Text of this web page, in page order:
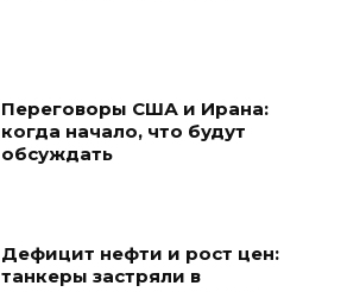
Переговоры США и Ирана:
когда начало, что будут
обсуждать
Дефицит нефти и рост цен:
танкеры застряли в